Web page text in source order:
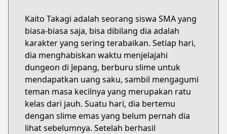
Kaito Takagi adalah seorang siswa SMA yang
biasa-biasa saja, bisa dibilang dia adalah
karakter yang sering terabaikan. Setiap hari,
dia menghabiskan waktu menjelajahi
dungeon di Jepang, berburu slime untuk
mendapatkan uang saku, sambil mengagumi
teman masa kecilnya yang merupakan ratu
kelas dari jauh. Suatu hari, dia bertemu
dengan slime emas yang belum pernah dia
lihat sebelumnya. Setelah berhasil